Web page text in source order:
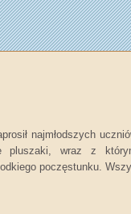
najmłodszych
pluszaki, wraz z
poczęstunku.